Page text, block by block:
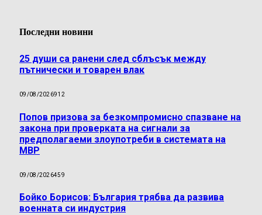
Последни новини
25 души са ранени след сблъсък между
пътнически и товарен влак
09/08/2026912
Попов призова за безкомпромисно спазване на
закона при проверката на сигнали за
предполагаеми злоупотреби в системата на
МВР
09/08/2026459
Бойко Борисов: България трябва да развива
военната си индустрия